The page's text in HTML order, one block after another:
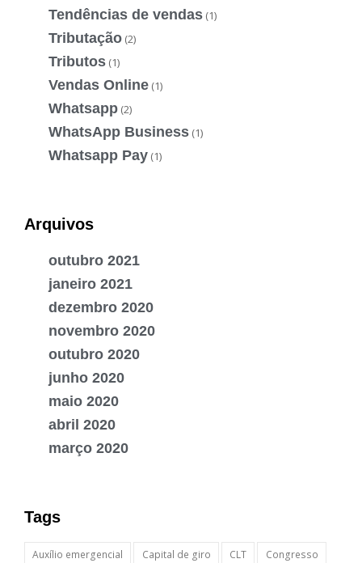
Tendências de vendas (1)
Tributação (2)
Tributos (1)
Vendas Online (1)
Whatsapp (2)
WhatsApp Business (1)
Whatsapp Pay (1)
Arquivos
outubro 2021
janeiro 2021
dezembro 2020
novembro 2020
outubro 2020
junho 2020
maio 2020
abril 2020
março 2020
Tags
Auxílio emergencial Capital de giro CLT
Congresso